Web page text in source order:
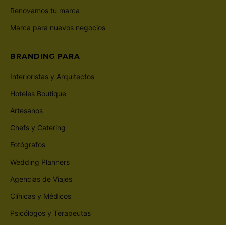
Renovamos tu marca
Marca para nuevos negocios
BRANDING PARA
Interioristas y Arquitectos
Hoteles Boutique
Artesanos
Chefs y Catering
Fotógrafos
Wedding Planners
Agencias de Viajes
Clínicas y Médicos
Psicólogos y Terapeutas